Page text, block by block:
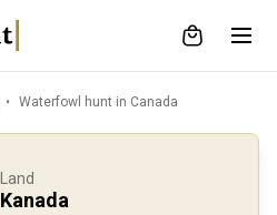
Waterfowl hunt in Canada
Land
Kanada